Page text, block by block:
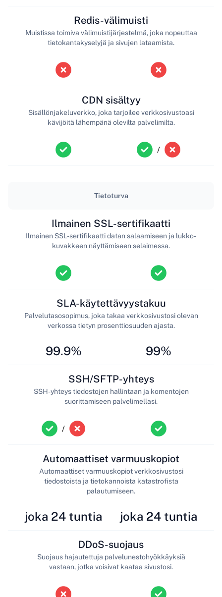
Redis-välimuisti
Muistissa toimiva välimuistijärjestelmä, joka nopeuttaa
tietokantakyselyjä ja sivujen lataamista.
CDN sisältyy
Sisällönjakeluverkko, joka tarjoilee verkkosivustoasi
kävijöitä lähempänä olevilta palvelimilta.
/
Tietoturva
Ilmainen SSL-sertifikaatti
Ilmainen SSL-sertifikaatti datan salaamiseen ja lukko-
kuvakkeen näyttämiseen selaimessa.
99.9%
SLA-käytettävyystakuu
Palvelutasosopimus, joka takaa verkkosivustosi olevan
verkossa tietyn prosenttiosuuden ajasta.
99%
/
SSH/SFTP-yhteys
SSH-yhteys tiedostojen hallintaan ja komentojen
suorittamiseen palvelimellasi.
joka 24 tuntia
Automaattiset varmuuskopiot
Automaattiset varmuuskopiot verkkosivustosi
tiedostoista ja tietokannoista katastrofista
palautumiseen.
joka 24 tuntia
DDoS-suojaus
Suojaus hajautettuja palvelunestohyökkäyksiä
vastaan, jotka voisivat kaataa sivustosi.